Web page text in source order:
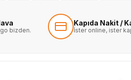
bizden.
Kapıda Nakit /
İster online, ister